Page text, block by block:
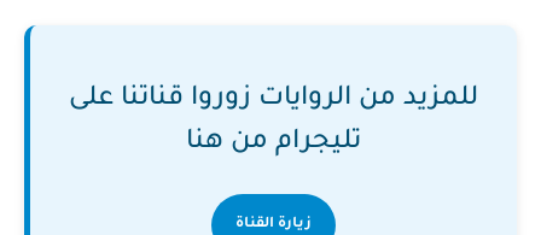
للمزيد من الروايات زوروا قناتنا على
تليجرام من هنا
زيارة القناة